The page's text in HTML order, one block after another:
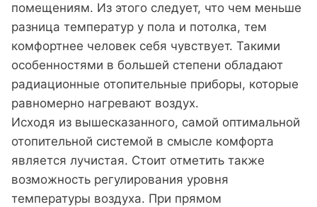
помещениям. Из этого следует, что чем меньше
разница температур у пола и потолка, тем
комфортнее человек себя чувствует. Такими
особенностями в большей степени обладают
радиационные отопительные приборы, которые
равномерно нагревают воздух.
Исходя из вышесказанного, самой оптимальной
отопительной системой в смысле комфорта
является лучистая. Стоит отметить также
возможность регулирования уровня
температуры воздуха. При прямом